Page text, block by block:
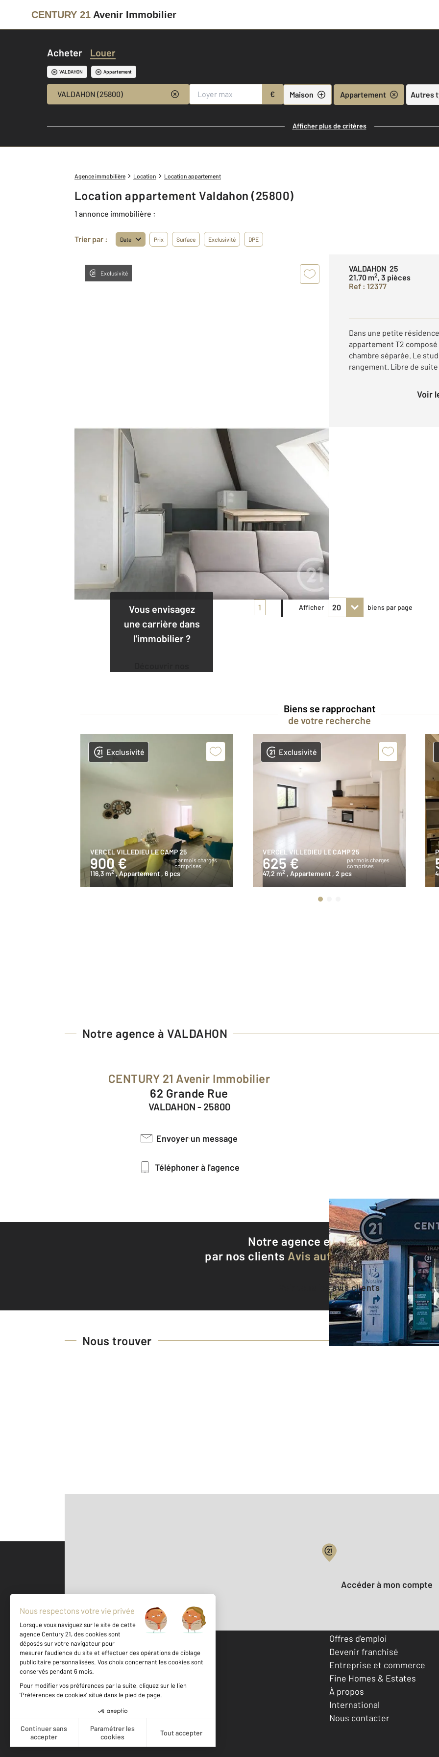
CENTURY 21 Avenir Immobilier
Acheter Louer
VALDAHON Appartement
VALDAHON (25800) € Maison Appartement Autres
Afficher plus de critères
Agence immobilière Location Location appartement
Location appartement Valdahon (25800)
1 annonce immobilière :
Trier par : Date Prix Surface Exclusivité DPE
Exclusivité
VALDAHON 25
21,70 m2, 3 pièces
Ref : 12377
Dans une petite
appartement T2
chambre séparée. Le
rangement. Libre de suite
Voir
Vous envisagez
une carrière dans
l'immobilier ?
1 Afficher biens par page
Biens se rapprochant
de votre recherche
Exclusivité
VERCEL VILLEDIEU LE CAMP 25
900 €
par mois charges
comprises
116,3 m2 , Appartement , 6 pcs
Exclusivité
VERCEL VILLEDIEU LE CAMP 25
625 €
par mois charges
comprises
47,2 m2 , Appartement , 2 pcs
Notre agence à VALDAHON
CENTURY 21 Avenir Immobilier
62 Grande Rue
VALDAHON - 25800
Envoyer un message
Téléphoner à l'agence
Notre agence est notée8,9/10
par nos clients Avis authentifiés par
Voir tous les avis clients
Nous trouver
500 m ©Mappy
Votre compte :
Accéder à mon compte
Votre agence est notée
Achat
Location
Offres d'emploi
Devenir franchisé
Entreprise et commerce
Fine Homes & Estates
À propos
International
Nous contacter